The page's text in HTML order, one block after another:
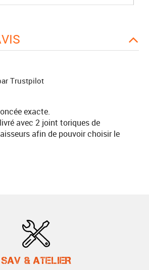
Trustpilot
exacte.
avec 2 joint toriques de
afin de pouvoir choisir le
SAV & ATELIER